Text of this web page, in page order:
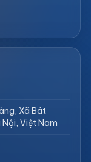
Xã Bát
Nội, Việt Nam